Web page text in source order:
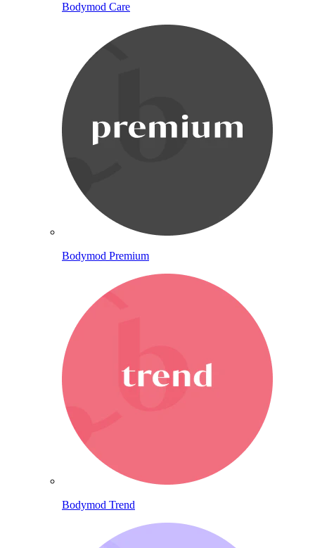
Bodymod Care
Bodymod Premium
Bodymod Trend